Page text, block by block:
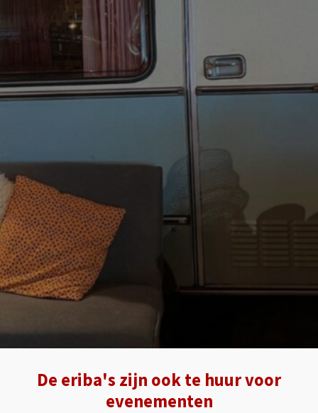
De eriba's zijn ook te huur voor
evenementen